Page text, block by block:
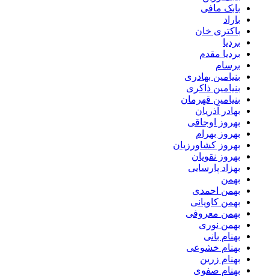
بابک مافی
باراد
باکتری خان
بردیا
بردیا مقدم
برسام
بنیامین بهادری
بنیامین ذاکری
بنیامین قهرمان
بهادر آذریان
بهروز اوجاقی
بهروز بهرام
بهروز کشاورزیان
بهروز نقویان
بهزاد پارسایی
بهمن
بهمن احمدی
بهمن کاویانی
بهمن معروفی
بهمن نوری
بهنام بانی
بهنام خشوعی
بهنام زرین
بهنام صفوی